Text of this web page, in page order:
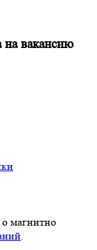
на вакансию
магнитно